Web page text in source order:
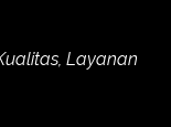
Layanan